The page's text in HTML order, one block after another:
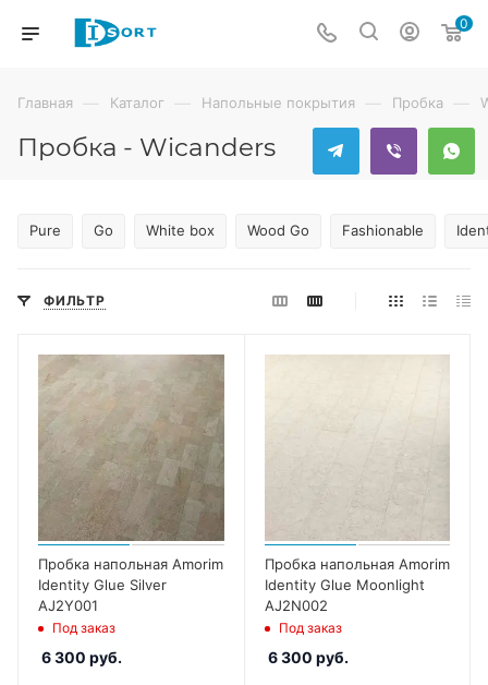
0
Главная — Каталог — Напольные покрытия — Пробка —
Пробка - Wicanders
Pure Go White box Wood Go Fashionable
ФИЛЬТР
Пробка напольная Amorim
Identity Glue Silver
AJ2Y001
Под заказ
6 300 руб.
Пробка напольная Amorim
Identity Glue Moonlight
AJ2N002
Под заказ
6 300 руб.